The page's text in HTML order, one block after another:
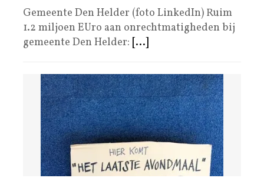
Gemeente Den Helder (foto LinkedIn) Ruim
1.2 miljoen EUro aan onrechtmatigheden bij
gemeente Den Helder: [...]